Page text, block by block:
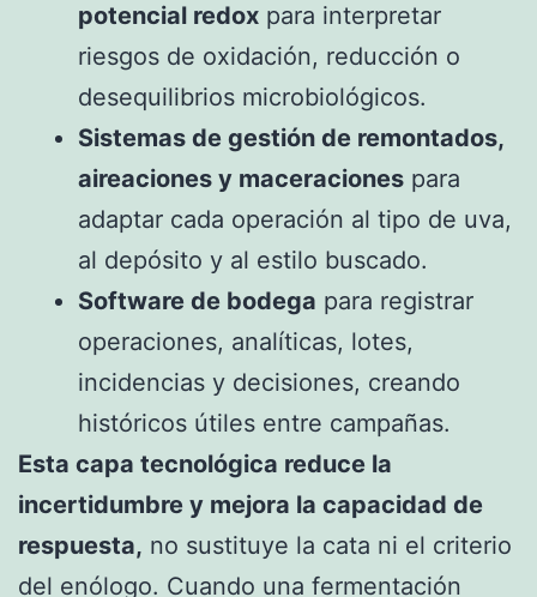
potencial redox para interpretar
riesgos de oxidación, reducción o
desequilibrios microbiológicos.
Sistemas de gestión de remontados,
aireaciones y maceraciones para
adaptar cada operación al tipo de uva,
al depósito y al estilo buscado.
Software de bodega para registrar
operaciones, analíticas, lotes,
incidencias y decisiones, creando
históricos útiles entre campañas.
Esta capa tecnológica reduce la
incertidumbre y mejora la capacidad de
respuesta, no sustituye la cata ni el criterio
del enólogo. Cuando una fermentación